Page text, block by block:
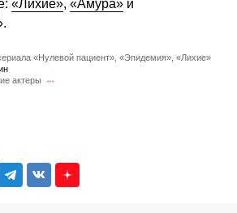
«Лихие», «Амура» и
«Нулевой пациент», «Эпидемия», «Лихие»
актеры